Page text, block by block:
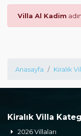
Villa Al Kadim
Anasayfa Kiralık
Kiralık Villa
2026 Villaları